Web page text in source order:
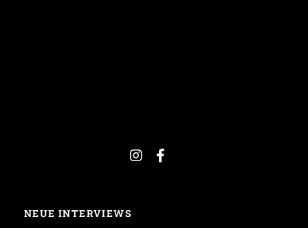
NEUE INTERVIEWS